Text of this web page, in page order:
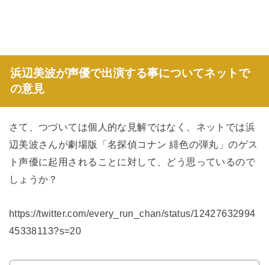
浜辺美波が声優で出演する事についてネットで
の意見
さて、つづいては個人的な見解ではなく、ネットでは浜
辺美波さんが劇場版「名探偵コナン 緋色の弾丸」のゲス
ト声優に起用されることに対して、どう思っているので
しょうか？
https://twitter.com/every_run_chan/status/12427632994
45338113?s=20